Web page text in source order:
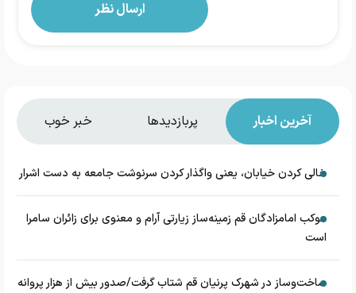
آخرین اخبار پربازدیدها خبر خوب
خالی کردن خیابان، یعنی واگذار کردن سرنوشت جامعه به دست اشرار
موکب امامزادگان قم زمینه‌ساز زیارتی آرام و معنوی برای زائران سامرا
است
ساخت‌وساز در شهرک پرنیان قم شتاب گرفت/صدور بیش از هزار پروانه